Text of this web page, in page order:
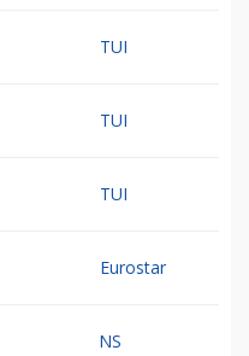
TUI
TUI
TUI
Eurostar
NS